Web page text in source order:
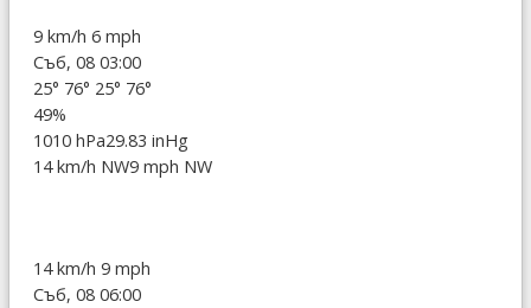
9 km/h 6 mph
Съб, 08 03:00
25° 76° 25° 76°
49%
1010 hPa29.83 inHg
14 km/h NW9 mph NW
14 km/h 9 mph
Съб, 08 06:00